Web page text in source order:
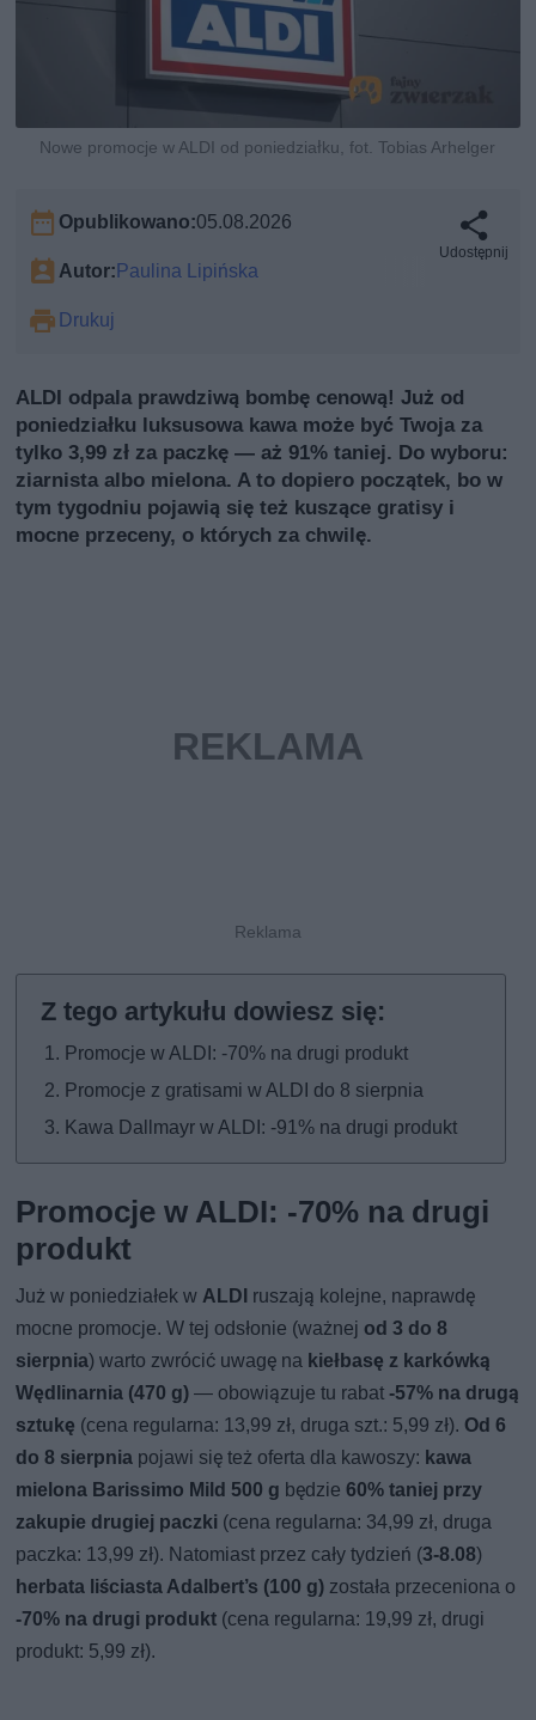
Nowe promocje w ALDI od poniedziałku, fot. Tobias Arhelger
Opublikowano:05.08.2026
Autor: Paulina Lipińska
Drukuj
Udostępnij
ALDI odpala prawdziwą bombę cenową! Już od
poniedziałku luksusowa kawa może być Twoja za
tylko 3,99 zł za paczkę — aż 91% taniej. Do wyboru:
ziarnista albo mielona. A to dopiero początek, bo w
tym tygodniu pojawią się też kuszące gratisy i
mocne przeceny, o których za chwilę.
Promocje w ALDI: -70% na drugi produkt
Promocje z gratisami w ALDI do 8 sierpnia
Kawa Dallmayr w ALDI: -91% na drugi produkt
Promocje w ALDI: -70% na drugi
produkt
Już w poniedziałek wALDI ruszają kolejne, naprawdę
mocne promocje. W tej odsłonie (ważnej od 3 do 8
sierpnia) warto zwrócić uwagę na kiełbasę z karkówką
Wędlinarnia (470 g) — obowiązuje tu rabat-57% na drugą
sztukę (cena regularna: 13,99 zł, druga szt.: 5,99 zł). Od 6
do 8 sierpnia pojawi się też oferta dla kawoszy: kawa
mielona Barissimo Mild 500 g będzie60% taniej przy
zakupie drugiej paczki (cena regularna: 34,99 zł, druga
paczka: 13,99 zł). Natomiast przez cały tydzień (3-8.08)
herbata liściasta Adalbert’s (100 g) została przeceniona o
-70% na drugi produkt (cena regularna: 19,99 zł, drugi
produkt: 5,99 zł).